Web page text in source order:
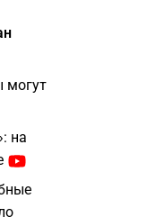
могут
на